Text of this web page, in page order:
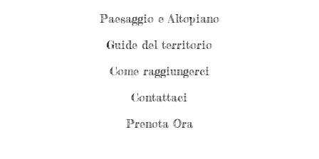
Paesaggio e Altopiano
Guide del territorio
Come raggiungerci
Contattaci
Prenota Ora